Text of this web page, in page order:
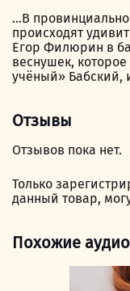
…В
происходят
Егор Филюрин в
веснушек,
учёный»
Отзывы
Отзывов пока нет.
Только
данный товар,
Похожие